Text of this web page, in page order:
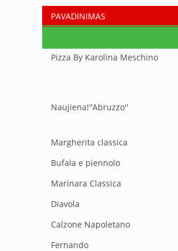
PAVADINIMAS
Pizza By Karolina Meschino
Naujiena!''Abruzzo''
Margherita classica
Bufala e piennolo
Marinara Classica
Diavola
Calzone Napoletano
Fernando